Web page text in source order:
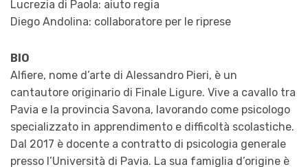
Lucrezia di Paola: aiuto regia
Diego Andolina: collaboratore per le riprese
BIO
Alfiere, nome d’arte di Alessandro Pieri, è un
cantautore originario di Finale Ligure. Vive a cavallo tra
Pavia e la provincia Savona, lavorando come psicologo
specializzato in apprendimento e difficoltà scolastiche.
Dal 2017 è docente a contratto di psicologia generale
presso l’Università di Pavia. La sua famiglia d’origine è